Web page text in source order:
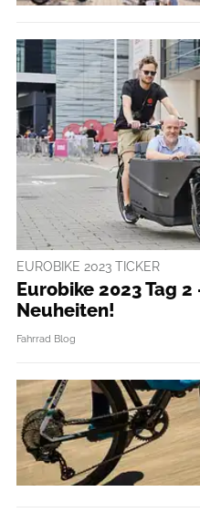
EUROBIKE 2023 TICKER
Eurobike 2023 Tag 2
Neuheiten!
Fahrrad Blog